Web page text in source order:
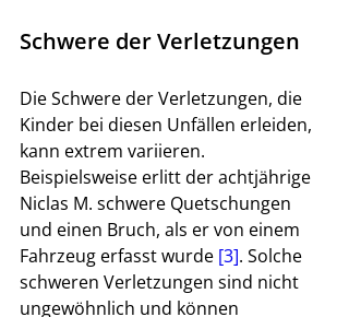
Schwere der Verletzungen
Die Schwere der Verletzungen, die
Kinder bei diesen Unfällen erleiden,
kann extrem variieren.
Beispielsweise erlitt der achtjährige
Niclas M. schwere Quetschungen
und einen Bruch, als er von einem
Fahrzeug erfasst wurde [3]. Solche
schweren Verletzungen sind nicht
ungewöhnlich und können